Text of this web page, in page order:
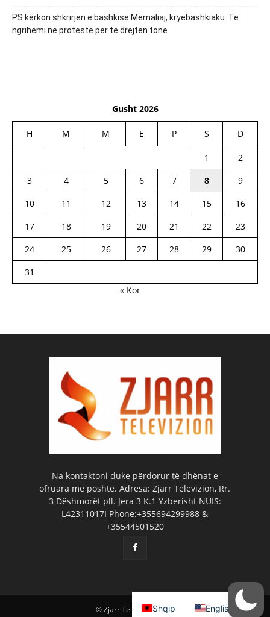
PS kërkon shkrirjen e bashkisë Memaliaj, kryebashkiaku: Të
ngrihemi në protestë për të drejtën tonë
Gusht 2026
H M M E P S D
1
2
3
4 5 6 7 8
9
10
11 12 13 14 15
16
17
18 19 20 21 22
23
24
25 26 27 28 29
30
31
« Kor
Na kontaktoni duke përdorur të dhënat e
ofruara më poshtë. Adresa: Zjarr Televizion, Rr.
3 Dëshmorët pll. Jera 3 K.1 Yzberisht NUIS:
L42311017I Phone:+355694299988 &
+35544501520
© Zjarr Televizion 2026
Shqip English